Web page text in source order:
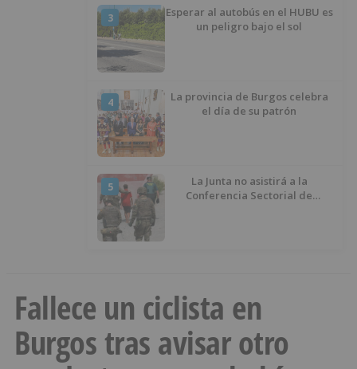
3
Esperar al autobús en el HUBU es
un peligro bajo el sol
4
La provincia de Burgos celebra
el día de su patrón
5
La Junta no asistirá a la
Conferencia Sectorial de
Fallece un ciclista en
Burgos tras avisar otro